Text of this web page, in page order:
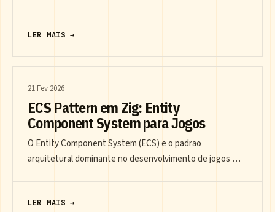
LER MAIS →
21 Fev 2026
ECS Pattern em Zig: Entity
Component System para Jogos
O Entity Component System (ECS) e o padrao
arquitetural dominante no desenvolvimento de jogos …
LER MAIS →